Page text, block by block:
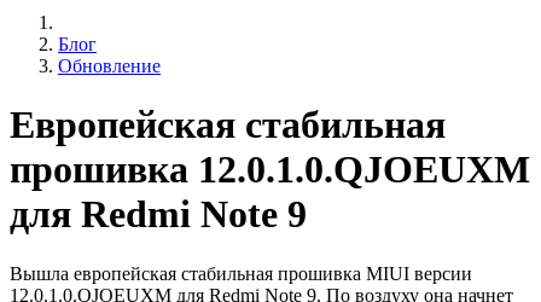
Блог
Обновление
Европейская стабильная
прошивка 12.0.1.0.QJOEUXM
для Redmi Note 9
Вышла европейская стабильная прошивка MIUI версии
12.0.1.0.QJOEUXM для Redmi Note 9. По воздуху она начнет